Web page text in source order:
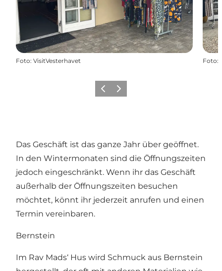
Foto: VisitVesterhavet Foto:
ZurückWeiter
Das Geschäft ist das ganze Jahr über geöffnet.
In den Wintermonaten sind die Öffnungszeiten
jedoch eingeschränkt. Wenn ihr das Geschäft
außerhalb der Öffnungszeiten besuchen
möchtet, könnt ihr jederzeit anrufen und einen
Termin vereinbaren.
Bernstein
Im Rav Mads‘ Hus wird Schmuck aus Bernstein